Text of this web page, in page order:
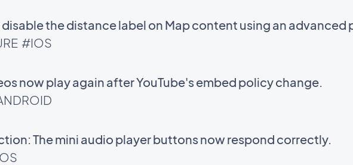
disable the distance label on Map content using an advanced
#IOS
now play again after YouTube's embed policy change.
The mini audio player buttons now respond correctly.